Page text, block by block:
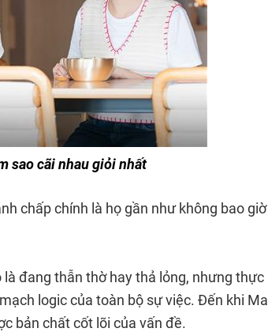
sao cãi nhau giỏi nhất
chấp chính là họ gần như không bao giờ
đang thẫn thờ hay thả lỏng, nhưng thực
logic của toàn bộ sự việc. Đến khi Ma
bản chất cốt lõi của vấn đề.